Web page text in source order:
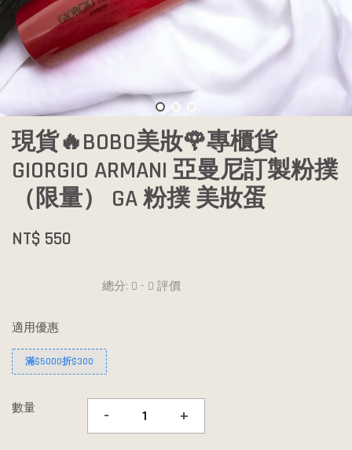
現貨🔥BOBO美妝🌹專櫃貨
GIORGIO ARMANI 亞曼尼訂製粉撲
（限量） GA 粉撲 美妝蛋
NT$ 550
總分: 0 - 0 評價
適用優惠
滿$5000折$300
數量 - +